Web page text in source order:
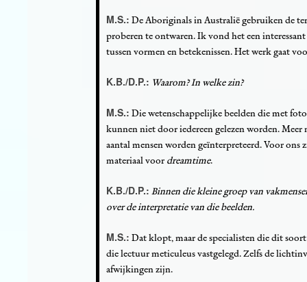
M.S.: De Aboriginals in Australië gebruiken de
proberen te ontwaren. Ik vond het een
tussen vormen en betekenissen. Het werk gaat
K.B./D.P.: Waarom? In welke zin?
M.S.: Die wetenschappelijke beelden die met
kunnen niet door iedereen gelezen worden. Meer
aantal mensen worden geïnterpreteerd. Voor
materiaal voor dreamtime.
K.B./D.P.: Binnen die kleine groep van
over de interpretatie van die beelden.
M.S.: Dat klopt, maar de specialisten die dit
die lectuur meticuleus vastgelegd. Zelfs de
afwijkingen zijn.